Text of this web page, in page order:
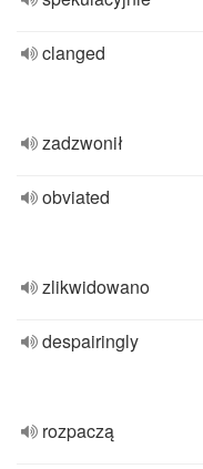
clanged
zadzwonił
obviated
zlikwidowano
despairingly
rozpaczą